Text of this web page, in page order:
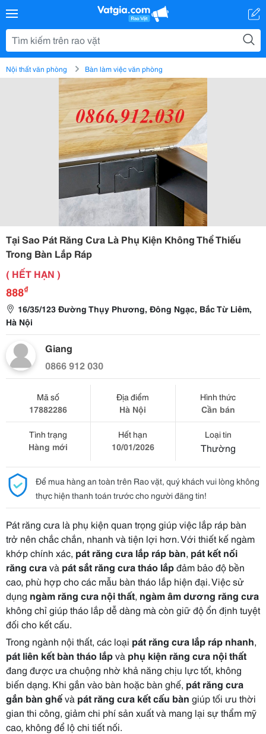
Nội thất văn phòng Bàn làm việc văn phòng
Tại Sao Pát Răng Cưa Là Phụ Kiện Không Thể Thiếu
Trong Bàn Lắp Ráp
( HẾT HẠN )
888₫
16/35/123 Đường Thụy Phương, Đông Ngạc, Bắc Từ Liêm,
Hà Nội
Giang
0866 912 030
Mã số
17882286
Địa điểm
Hà Nội
Hình thức
Cần bán
Tình trạng
Hàng mới
Hết hạn
10/01/2026
Loại tin
Thường
Để mua hàng an toàn trên Rao vặt, quý khách vui lòng không
thực hiện thanh toán trước cho người đăng tin!
Pát răng cưa là phụ kiện quan trọng giúp việc lắp ráp bàn
trở nên chắc chắn, nhanh và tiện lợi hơn. Với thiết kế ngàm
khớp chính xác, pát răng cưa lắp ráp bàn, pát kết nối
răng cưavà pát sắt răng cưa tháo lắpđảm bảo độ bền
cao, phù hợp cho các mẫu bàn tháo lắp hiện đại. Việc sử
dụng ngàm răng cưa nội thất, ngàm âm dương răng cưa
không chỉ giúp tháo lắp dễ dàng mà còn giữ độ ổn định tuyệt
đối cho kết cấu.
Trong ngành nội thất, các loại pát răng cưa lắp ráp nhanh,
pát liên kết bàn tháo lắpvà phụ kiện răng cưa nội thất
đang được ưa chuộng nhờ khả năng chịu lực tốt, không
biến dạng. Khi gắn vào bàn hoặc bàn ghế, pát răng cưa
gắn bàn ghếvà pát răng cưa kết cấu bàn giúp tối ưu thời
gian thi công, giảm chi phí sản xuất và mang lại sự thẩm mỹ
cao, không để lộ chi tiết nối.